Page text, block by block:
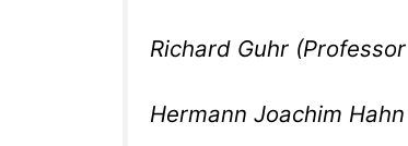
Richard Guhr
Hermann Joachim